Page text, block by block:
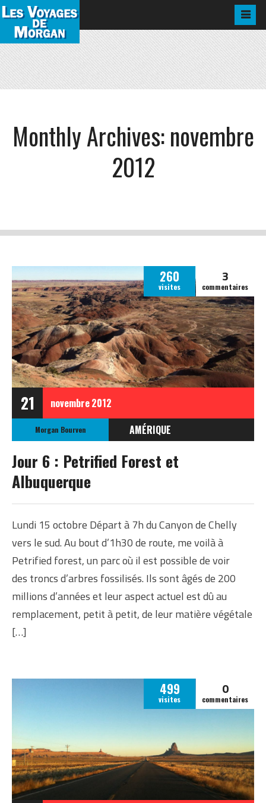
Monthly Archives:novembre
2012
21 novembre2012
260
visites
3
commentaires
Morgan Bourven
AMÉRIQUE
ÉTATS-UNIS
Jour 6 : Petrified Forest et
Albuquerque
Lundi 15 octobre Départ à 7h du Canyon de Chelly
vers le sud. Au bout d’1h30 de route, me voilà à
Petrified forest, un parc où il est possible de voir
des troncs d’arbres fossilisés. Ils sont âgés de 200
millions d’années et leur aspect actuel est dû au
remplacement, petit à petit, de leur matière végétale
[…]
499
visites
0
commentaires